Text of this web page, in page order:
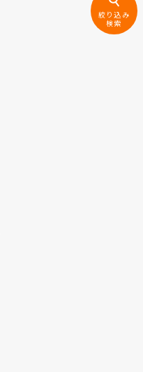
絞り込み
検索